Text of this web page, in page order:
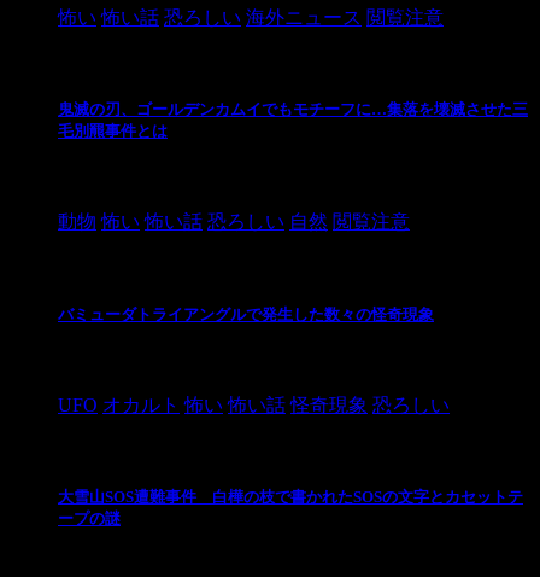
怖い 怖い話 恐ろしい 海外ニュース 閲覧注意
鬼滅の刃、ゴールデンカムイでもモチーフに…集落を壊滅させた三
毛別羆事件とは
動物 怖い 怖い話 恐ろしい 自然 閲覧注意
バミューダトライアングルで発生した数々の怪奇現象
UFO オカルト 怖い 怖い話 怪奇現象 恐ろしい
大雪山SOS遭難事件 白樺の枝で書かれたSOSの文字とカセットテ
ープの謎